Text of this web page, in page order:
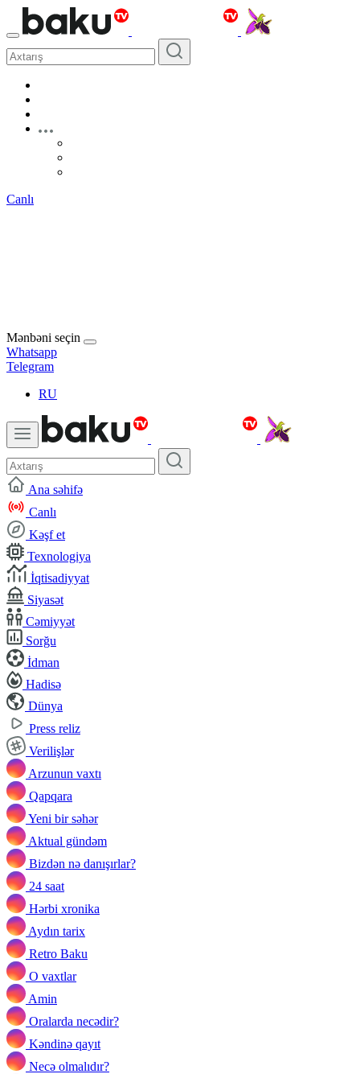
Canlı
Mənbəni seçin
Whatsapp
Telegram
RU
Ana səhifə
Canlı
Kəşf et
Texnologiya
İqtisadiyyat
Siyasət
Cəmiyyət
Sorğu
İdman
Hadisə
Dünya
Press reliz
Verilişlər
Arzunun vaxtı
Qapqara
Yeni bir səhər
Aktual gündəm
Bizdən nə danışırlar?
24 saat
Hərbi xronika
Aydın tarix
Retro Baku
O vaxtlar
Amin
Oralarda necədir?
Kəndinə qayıt
Necə olmalıdır?